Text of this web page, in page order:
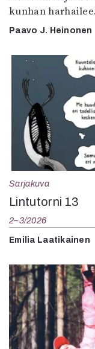
kunhan harhailee.
Paavo J. Heinonen
Sarjakuva
Lintutorni 13
2–3/2026
Emilia Laatikainen